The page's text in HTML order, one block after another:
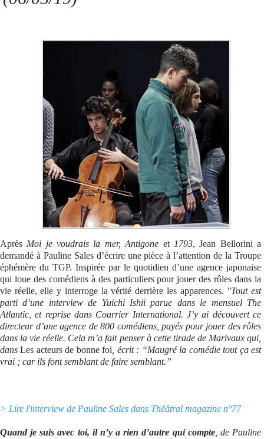
▼
Se connecter
Après Moi je voudrais la mer, Antigone et 1793, Jean Bellorini a
demandé à Pauline Sales d’écrire une pièce à l’attention de la Troupe
éphémère du TGP. Inspirée par le quotidien d’une agence japonaise
qui loue des comédiens à des particuliers pour jouer des rôles dans la
vie réelle, elle y interroge la vérité derrière les apparences. "Tout est
parti d’une interview de Yuichi Ishii parue dans le mensuel The
Atlantic, et reprise dans Courrier International. J’y ai découvert ce
directeur d’une agence de 800 comédiens, payés pour jouer des rôles
dans la vie réelle. Cela m’a fait penser à cette tirade de Marivaux qui,
dansLes acteurs de bonne foi , écrit : “Maugré la comédie tout ça est
vrai ; car ils font semblant de faire semblant.”
> Lire l'interview de Pauline Sales dans Théâtral magazine n°77
Quand je suis avec toi, il n’y a rien d’autre qui compte, de Pauline